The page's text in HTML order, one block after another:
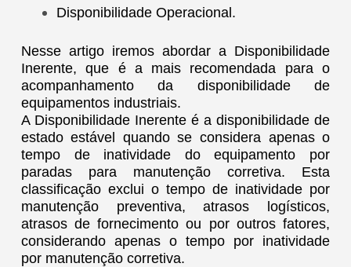
Disponibilidade Operacional.
Nesse artigo iremos abordar a Disponibilidade
Inerente, que é a mais recomendada para o
acompanhamento da disponibilidade de
equipamentos industriais.
A Disponibilidade Inerente é a disponibilidade de
estado estável quando se considera apenas o
tempo de inatividade do equipamento por
paradas para manutenção corretiva. Esta
classificação exclui o tempo de inatividade por
manutenção preventiva, atrasos logísticos,
atrasos de fornecimento ou por outros fatores,
considerando apenas o tempo por inatividade
por manutenção corretiva.